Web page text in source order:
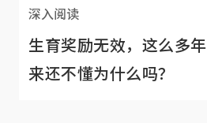
深入阅读
生育奖励无效，这么多年
来还不懂为什么吗？